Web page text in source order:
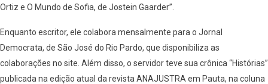
Ortiz e O Mundo de Sofia, de Jostein Gaarder”.
Enquanto escritor, ele colabora mensalmente para o Jornal
Democrata, de São José do Rio Pardo, que disponibiliza as
colaborações no site. Além disso, o servidor teve sua crônica “Histórias”
publicada na edição atual da revista ANAJUSTRA em Pauta, na coluna